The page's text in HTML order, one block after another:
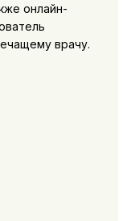
онлайн-
врачу.